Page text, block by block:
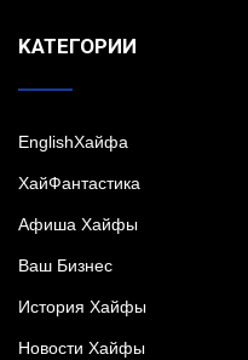
KАТЕГОРИИ
EnglishХайфа
XайФантастика
Афиша Хайфы
Ваш Бизнес
История Хайфы
Новости Хайфы